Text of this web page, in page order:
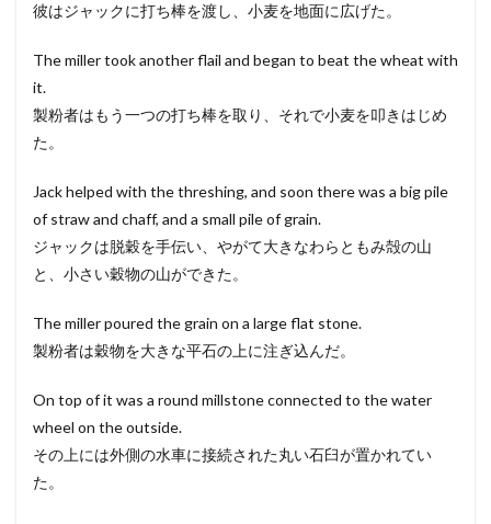
彼はジャックに打ち棒を渡し、小麦を地面に広げた。
The miller took another flail and began to beat the wheat with
it.
製粉者はもう一つの打ち棒を取り、それで小麦を叩きはじめ
た。
Jack helped with the threshing, and soon there was a big pile
of straw and chaff, and a small pile of grain.
ジャックは脱穀を手伝い、やがて大きなわらともみ殻の山
と、小さい穀物の山ができた。
The miller poured the grain on a large flat stone.
製粉者は穀物を大きな平石の上に注ぎ込んだ。
On top of it was a round millstone connected to the water
wheel on the outside.
その上には外側の水車に接続された丸い石臼が置かれてい
た。